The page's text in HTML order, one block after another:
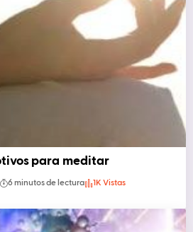
para meditar
6 minutos de lectura 1K Vistas